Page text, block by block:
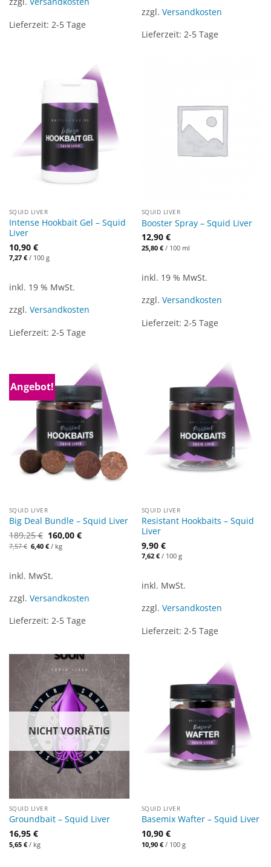
Lieferzeit: 2-5 Tage
zzgl. Versandkosten
Lieferzeit: 2-5 Tage
SQUID LIVER
Intense Hookbait Gel – Squid
Liver
10,90 €
7,27 €/ 100 g
inkl. 19 % MwSt.
zzgl. Versandkosten
Lieferzeit: 2-5 Tage
SQUID LIVER
Booster Spray – Squid Liver
12,90 €
25,80 €/ 100 ml
inkl. 19 % MwSt.
zzgl. Versandkosten
Lieferzeit: 2-5 Tage
Angebot!
SQUID LIVER
Big Deal Bundle – Squid Liver
189,25€ 160,00 €
7,57€ Ursprünglicher
Preis
6,40€Aktueller
Preis
/ kg
inkl. MwSt.
zzgl. Versandkosten
Lieferzeit: 2-5 Tage
SQUID LIVER
Resistant Hookbaits – Squid
Liver
9,90 €
7,62 €/ 100 g
inkl. MwSt.
zzgl. Versandkosten
Lieferzeit: 2-5 Tage
NICHT VORRÄTIG
SQUID LIVER
Groundbait – Squid Liver
16,95 €
5,65 €/ kg
SQUID LIVER
Basemix Wafter – Squid Liver
10,90 €
10,90 €/ 100 g